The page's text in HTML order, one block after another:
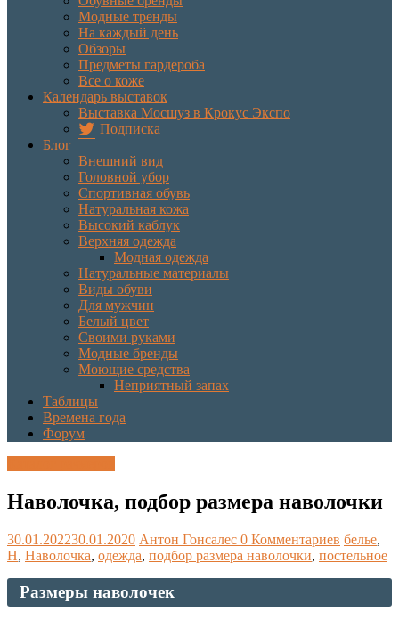
Модные тренды
На каждый день
Обзоры
Предметы гардероба
Все о коже
Календарь выставок
Выставка Мосшуз в Крокус Экспо
Подписка
Блог
Внешний вид
Головной убор
Спортивная обувь
Натуральная кожа
Высокий каблук
Верхняя одежда
Модная одежда
Натуральные материалы
Виды обуви
Для мужчин
Белый цвет
Своими руками
Модные бренды
Моющие средства
Неприятный запах
Таблицы
Времена года
Форум
Наволочка, подбор размера наволочки
30.01.202230.01.2020 Антон Гонсалес 0 Комментариев белье,
Н, Наволочка, одежда, подбор размера наволочки, постельное
Размеры наволочек